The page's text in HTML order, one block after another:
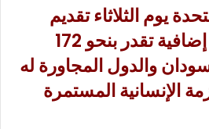
يوم الثلاثاء تقديم
مساعدات إنسانية إضافية تقدر بنحو 172
والدول المجاورة له
الإنسانية المستمرة